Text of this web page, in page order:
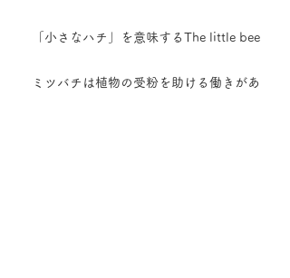
「小さなハチ」を意味するThe little bee
ミツバチは植物の受粉を助ける働きがあ